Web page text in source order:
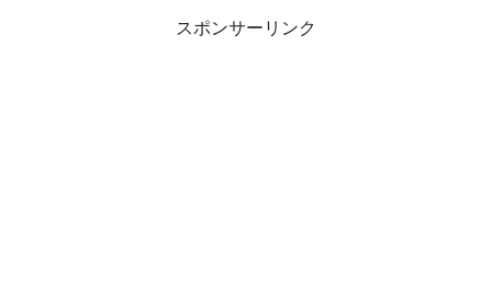
スポンサーリンク